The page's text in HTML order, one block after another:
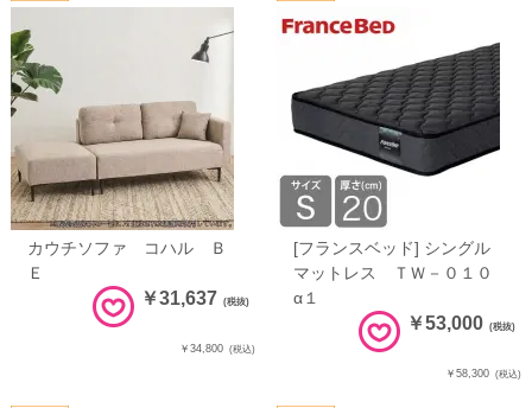
カウチソファ コハル Ｂ
Ｅ
￥31,637 (税抜)
￥34,800 (税込)
[フランスベッド] シングル
マットレス ＴＷ－０１０
α１
￥53,000 (税抜)
￥58,300 (税込)